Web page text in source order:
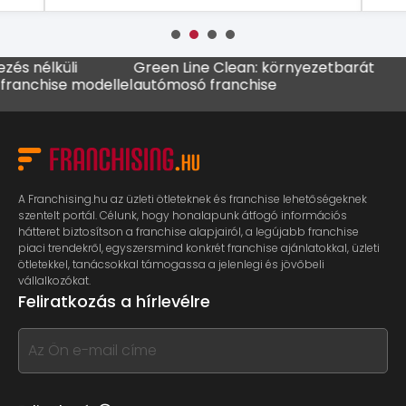
modellel
Green Line Clean: környezetbarát
autómosó franchise
A Franchising.hu az üzleti ötleteknek és franchise lehetőségeknek
szentelt portál. Célunk, hogy honalapunk átfogó információs
hátteret biztosítson a franchise alapjairól, a legújabb franchise
piaci trendekről, egyszersmind konkrét franchise ajánlatokkal, üzleti
ötletekkel, tanácsokkal támogassa a jelenlegi és jövőbeli
vállalkozókat.
Feliratkozás a hírlevélre
If
you